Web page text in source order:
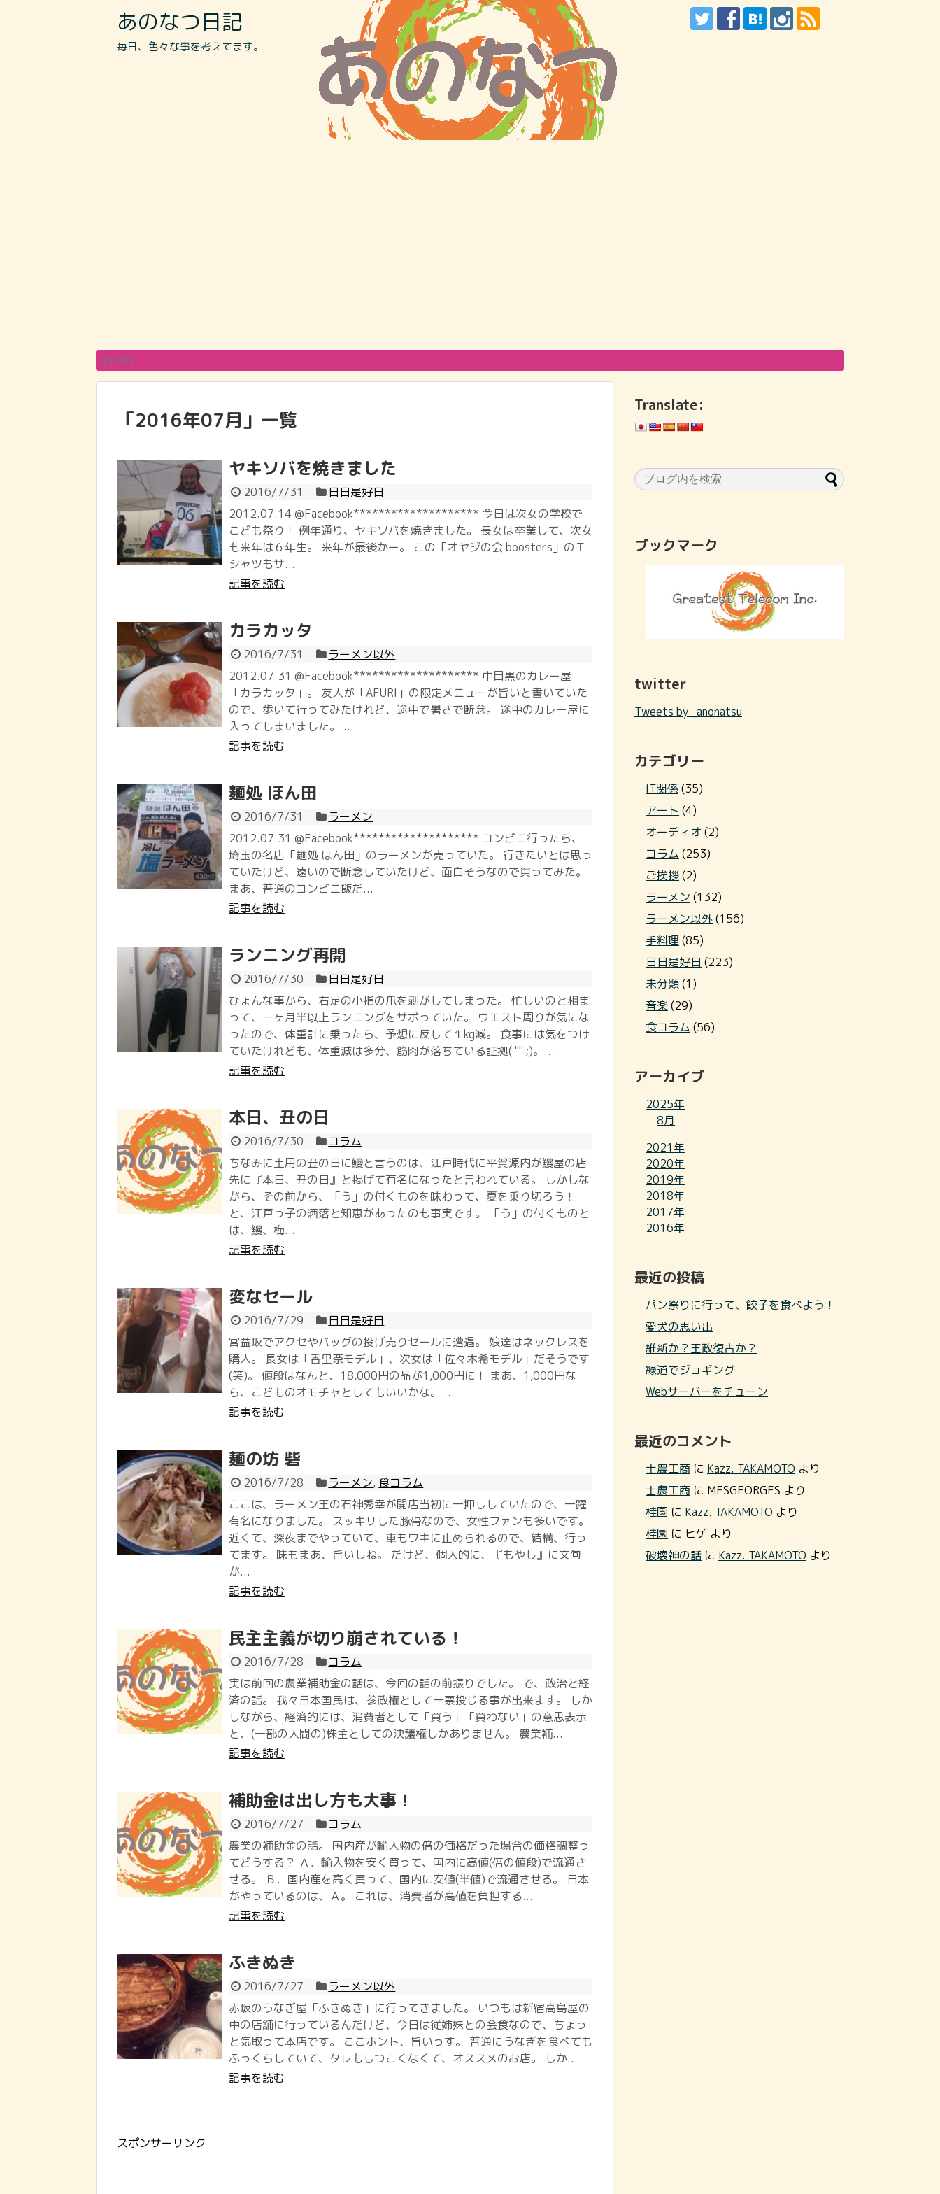
あのなつ日記
毎日、色々な事を考えてます。
profile
「2016年07月 」 一覧
ヤキソバを焼きました
2016/7/31
日日是好日
2012.07.14 @Facebook******************** 今日は次女の学校で
こども祭り！ 例年通り、ヤキソバを焼きました。 長女は卒業して、次女
も来年は６年生。 来年が最後かー。 この「オヤジの会 boosters」のＴ
シャツもサ...
記事を読む
カラカッタ
2016/7/31
ラーメン以外
2012.07.31 @Facebook******************** 中目黒のカレー屋
「カラカッタ」。 友人が「AFURI」の限定メニューが旨いと書いていた
ので、歩いて行ってみたけれど、途中で暑さで断念。 途中のカレー屋に
入ってしまいました。 ...
記事を読む
麺処 ほん田
2016/7/31
ラーメン
2012.07.31 @Facebook******************** コンビニ行ったら、
埼玉の名店「麺処 ほん田」のラーメンが売っていた。 行きたいとは思っ
ていたけど、遠いので断念していたけど、面白そうなので買ってみた。
まあ、普通のコンビニ飯だ...
記事を読む
ランニング再開
2016/7/30
日日是好日
ひょんな事から、右足の小指の爪を剥がしてしまった。 忙しいのと相ま
って、一ヶ月半以上ランニングをサボっていた。 ウエスト周りが気にな
ったので、体重計に乗ったら、予想に反して１kg減。 食事には気をつけ
ていたけれども、体重減は多分、筋肉が落ちている証拠(-""-;)。...
記事を読む
本日、丑の日
2016/7/30
コラム
ちなみに土用の丑の日に鰻と言うのは、江戸時代に平賀源内が鰻屋の店
先に『本日、丑の日』と掲げて有名になったと言われている。 しかしな
がら、その前から、「う」の付くものを味わって、夏を乗り切ろう！
と、江戸っ子の洒落と知恵があったのも事実です。 「う」の付くものと
は、鰻、梅...
記事を読む
変なセール
2016/7/29
日日是好日
宮益坂でアクセやバッグの投げ売りセールに遭遇。 娘達はネックレスを
購入。 長女は「香里奈モデル」、次女は「佐々木希モデル」だそうです
(笑)。 値段はなんと、18,000円の品が1,000円に！ まあ、1,000円な
ら、こどものオモチャとしてもいいかな。 ...
記事を読む
麺の坊 砦
2016/7/28 ラーメン,食コラム
ここは、ラーメン王の石神秀幸が開店当初に一押ししていたので、一躍
有名になりました。 スッキリした豚骨なので、女性ファンも多いです。
近くて、深夜までやっていて、車もワキに止められるので、結構、行っ
てます。 味もまあ、旨いしね。 だけど、個人的に、『もやし』に文句
が...
記事を読む
民主主義が切り崩されている！
2016/7/28
コラム
実は前回の農業補助金の話は、今回の話の前振りでした。 で、政治と経
済の話。 我々日本国民は、参政権として一票投じる事が出来ます。 しか
しながら、経済的には、消費者として「買う」「買わない」の意思表示
と、(一部の人間の)株主としての決議権しかありません。 農業補...
記事を読む
補助金は出し方も大事！
2016/7/27
コラム
農業の補助金の話。 国内産が輸入物の倍の価格だった場合の価格調整っ
てどうする？ Ａ．輸入物を安く買って、国内に高値(倍の値段)で流通さ
せる。 Ｂ．国内産を高く買って、国内に安値(半値)で流通させる。 日本
がやっているのは、Ａ。 これは、消費者が高値を負担する...
記事を読む
ふきぬき
2016/7/27
ラーメン以外
赤坂のうなぎ屋「ふきぬき」に行ってきました。 いつもは新宿高島屋の
中の店舗に行っているんだけど、今日は従姉妹との会食なので、ちょっ
と気取って本店です。 ここホント、旨いっす。 普通にうなぎを食べても
ふっくらしていて、タレもしつこくなくて、オススメのお店。 しか...
記事を読む
スポンサーリンク
Translate:
ブックマーク
twitter
Tweets by _anonatsu
カテゴリー
IT関係(35)
アート (4)
オーディオ (2)
コラム (253)
ご挨拶(2)
ラーメン (132)
ラーメン以外(156)
手料理 (85)
日日是好日 (223)
未分類(1)
音楽(29)
食コラム (56)
アーカイブ
2025年
8月
2021年
2020年
2019年
2018年
2017年
2016年
最近の投稿
パン祭りに行って、餃子を食べよう！
愛犬の思い出
維新か？王政復古か？
緑道でジョギング
Webサーバーをチューン
最近のコメント
士農工商 に Kazz. TAKAMOTO より
士農工商 に MFSGEORGES より
桂園 に Kazz. TAKAMOTO より
桂園 に ヒゲ より
破壊神の話 に Kazz. TAKAMOTO より